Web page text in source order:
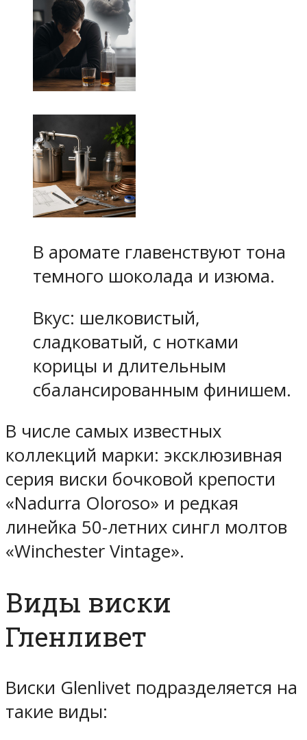
В аромате главенствуют тона
темного шоколада и изюма.
Вкус: шелковистый,
сладковатый, с нотками
корицы и длительным
сбалансированным финишем.
В числе самых известных
коллекций марки: эксклюзивная
серия виски бочковой крепости
«Nadurra Oloroso» и редкая
линейка 50-летних сингл молтов
«Winchester Vintage».
Виды виски
Гленливет
Виски Glenlivet подразделяется на
такие виды: